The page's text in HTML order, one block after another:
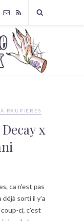
PAUPIÈRES
x
ca n’est pas
déjà sorti il y’a
ci, c’est